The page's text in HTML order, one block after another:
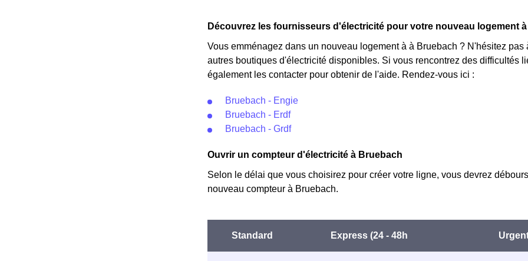
implique deux tarifs : pendant 22 jours, le prix de l'électricité est multiplié par
le prix est réduit de 20% par rapport au tarif normal en à Bruebach. ⚡💸
Découvrez les fournisseurs d'électricité pour votre nouveau logement
Vous emménagez dans un nouveau logement à à Bruebach ? N'hésitez
autres boutiques d'électricité disponibles. Si vous rencontrez des difficultés
également les contacter pour obtenir de l'aide. Rendez-vous ici :
Bruebach - Engie
Bruebach - Erdf
Bruebach - Grdf
Ouvrir un compteur d'électricité à Bruebach
Selon le délai que vous choisirez pour créer votre ligne, vous devrez
nouveau compteur à Bruebach.